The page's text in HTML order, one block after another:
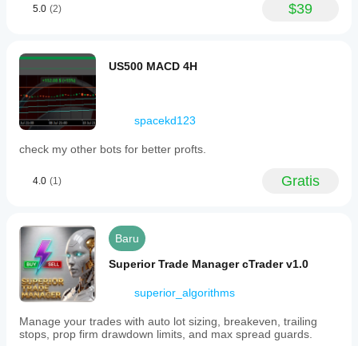
5.0 (2) $39
US500 MACD 4H
spacekd123
check my other bots for better profts.
4.0 (1) Gratis
Baru
Superior Trade Manager cTrader v1.0
superior_algorithms
Manage your trades with auto lot sizing, breakeven, trailing
stops, prop firm drawdown limits, and max spread guards.